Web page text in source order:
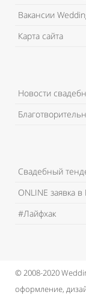
Вакансии
Карта сайта
Новости
Свадебный
ONLINE заявка
#Лайфхак
© 2008-2020
оформление,